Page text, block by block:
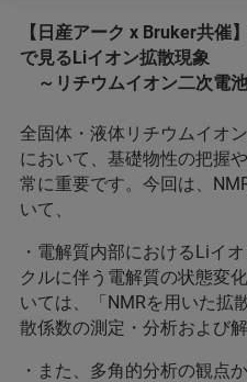
【日産アーク x Bruker共催
で見るLiイオン拡散現象
～リチウムイオン二次電
全固体・液体リチウムイオ
において、基礎物性の把握
常に重要です。今回は、
いて、
・電解質内部におけるLiイ
クルに伴う電解質の状態変
いては、「NMRを用いた拡
散係数の測定・分析および
・また、多角的分析の観点